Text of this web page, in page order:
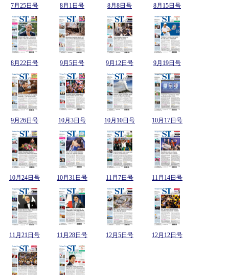
7月25日号 8月1日号 8月8日号 8月15日号
8月22日号 9月5日号 9月12日号 9月19日号
9月26日号 10月3日号 10月10日号 10月17日号
10月24日号 10月31日号 11月7日号 11月14日号
11月21日号 11月28日号 12月5日号 12月12日号